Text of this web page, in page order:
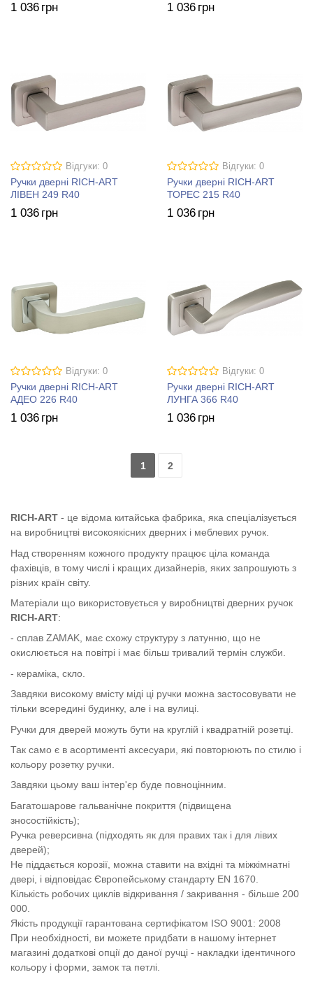
1 036 грн 1 036 грн
Відгуки: 0
Ручки дверні RICH-ART
ЛІВЕН 249 R40
1 036 грн
Відгуки: 0
Ручки дверні RICH-ART
ТОРЕС 215 R40
1 036 грн
Відгуки: 0
Ручки дверні RICH-ART
АДЕО 226 R40
1 036 грн
Відгуки: 0
Ручки дверні RICH-ART
ЛУНГА 366 R40
1 036 грн
1 2
RICH-ART - це відома китайська фабрика, яка спеціалізується
на виробництві високоякісних дверних і меблевих ручок.
Над створенням кожного продукту працює ціла команда
фахівців, в тому числі і кращих дизайнерів, яких запрошують з
різних країн світу.
Матеріали що використовується у виробництві дверних ручок
RICH-ART:
- сплав ZAMAK, має схожу структуру з латунню, що не
окислюється на повітрі і має більш тривалий термін служби.
- кераміка, скло.
Завдяки високому вмісту міді ці ручки можна застосовувати не
тільки всередині будинку, але і на вулиці.
Ручки для дверей можуть бути на круглій і квадратній розетці.
Так само є в асортименті аксесуари, які повторюють по стилю і
кольору розетку ручки.
Завдяки цьому ваш інтер'єр буде повноцінним.
Багатошарове гальванічне покриття (підвищена
зносостійкість);
Ручка реверсивна (підходять як для правих так і для лівих
дверей);
Не піддається корозії, можна ставити на вхідні та міжкімнатні
двері, і відповідає Європейському стандарту EN 1670.
Кількість робочих циклів відкривання / закривання - більше 200
000.
Якість продукції гарантована сертифікатом ISO 9001: 2008
При необхідності, ви можете придбати в нашому інтернет
магазині додаткові опції до даної ручці - накладки ідентичного
кольору і форми, замок та петлі.